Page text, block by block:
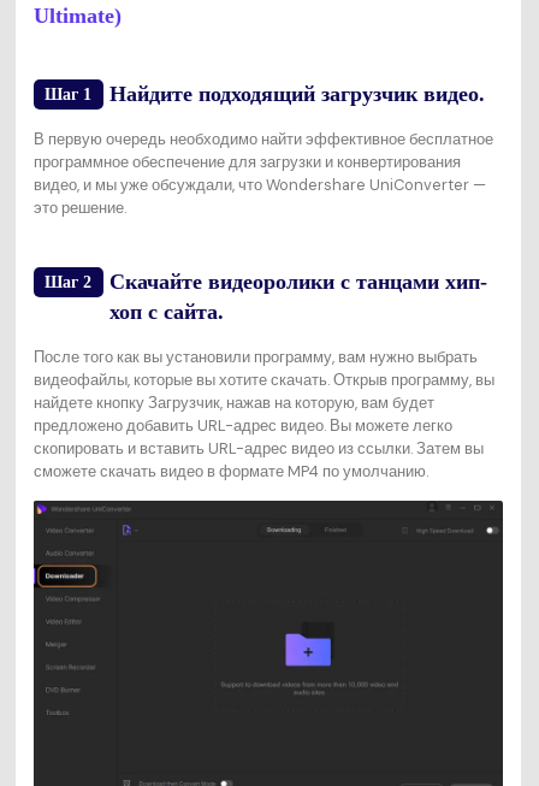
Ultimate)
Шаг 1 Найдите подходящий загрузчик видео.
В первую очередь необходимо найти эффективное бесплатное
программное обеспечение для загрузки и конвертирования
видео, и мы уже обсуждали, что Wondershare UniConverter —
это решение.
Шаг 2
Скачайте видеоролики с танцами хип-
хоп с сайта.
После того как вы установили программу, вам нужно выбрать
видеофайлы, которые вы хотите скачать. Открыв программу, вы
найдете кнопку Загрузчик, нажав на которую, вам будет
предложено добавить URL-адрес видео. Вы можете легко
скопировать и вставить URL-адрес видео из ссылки. Затем вы
сможете скачать видео в формате MP4 по умолчанию.